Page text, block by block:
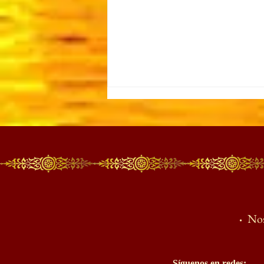
te identifiques con Śiva (el
·